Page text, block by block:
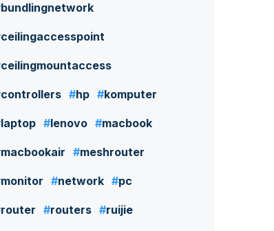
bundlingnetwork
ceilingaccesspoint
ceilingmountaccess
controllers hp komputer
laptop lenovo macbook
macbookair meshrouter
monitor network pc
router routers ruijie